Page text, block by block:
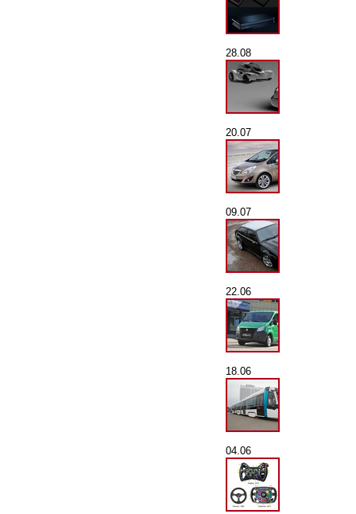
28.08
20.07
09.07
22.06
18.06
04.06